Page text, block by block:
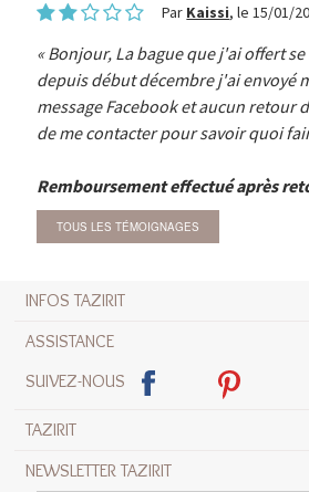
Par Kaissi, le 15/01/
Bonjour, La bague que j'ai offert
depuis début décembre j'ai envoyé
message Facebook et aucun retour
de me contacter pour savoir quoi
Remboursement effectué après
TOUS LES TÉMOIGNAGES
INFOS TAZIRIT
ASSISTANCE
SUIVEZ-NOUS
TAZIRIT
NEWSLETTER TAZIRIT